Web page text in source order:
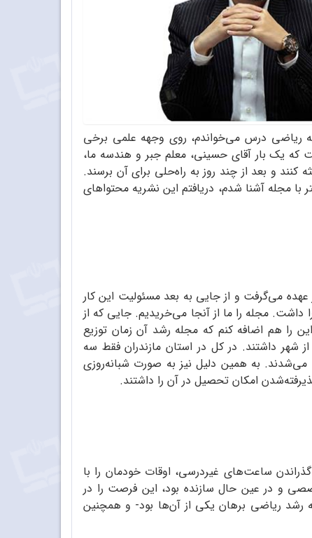
در دبیرستان شبانه‌روزی و در رشته ریاضی درس می‌خواندم، روی وجهه علمی برخی
یک بار آقای حسینی، معلم جبر و هندسه ما،
و بعد از چند روز به راه‌حلی برای آن برسند.
مجله آشنا شدم، دریافتم این نشریه محتواهای
عهده می‌گرفت و از جایی به بعد مسئولیت این کار
مجله را ما از آنجا می‌خریدیم. جایی که از
را هم اضافه کنم که مجله رشد آن زمان توزیع
شهر داشتند. در کل در استان مازندران فقط سه
می‌شدند. به همین دلیل نیز به صورت شبانه‌روزی
امکان تحصیل در آن را داشتند.
ساعت‌های غیردرسی، اوقات خودمان را با
و در عین حال سازنده بود، این فرصت را در
رشد ریاضی برهان یکی از آن‌ها بود- و همچنین